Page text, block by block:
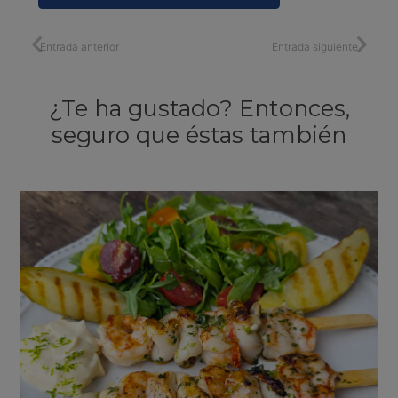
Entrada anterior Entrada siguiente
¿Te ha gustado? Entonces,
seguro que éstas también